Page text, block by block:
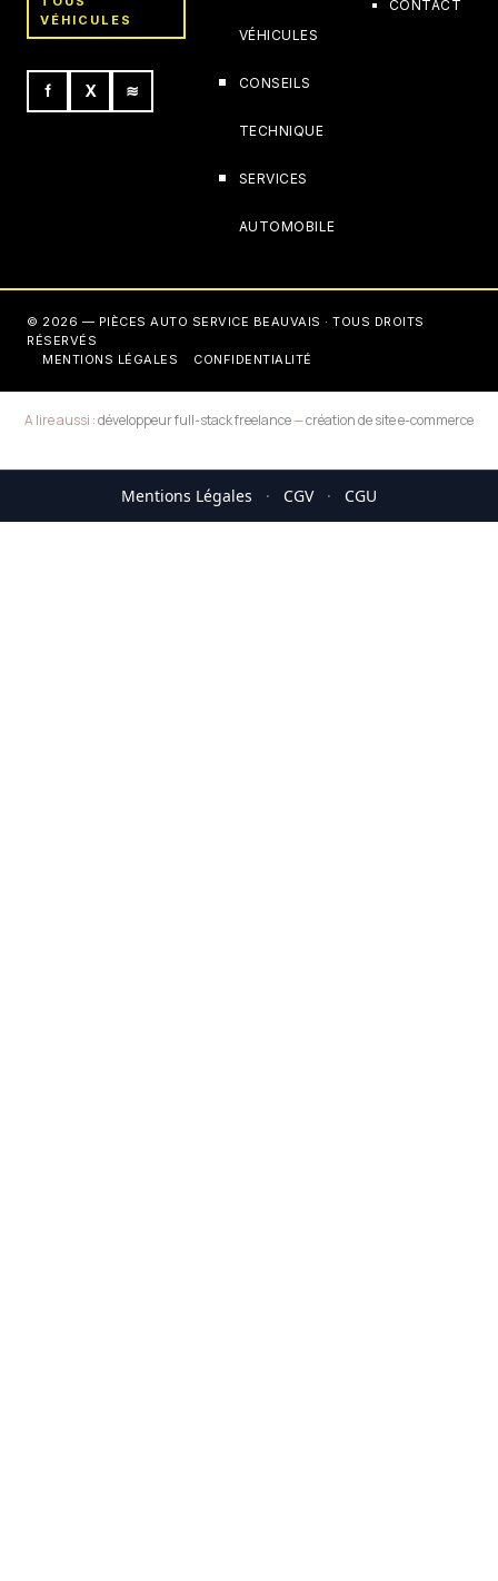
VÉHICULES
f X ≋
VÉHICULES
CONSEILS
TECHNIQUE
SERVICES
AUTOMOBILE
CONTACT
© 2026 — PIÈCES AUTO SERVICE BEAUVAIS · TOUS DROITS
RÉSERVÉS
MENTIONS LÉGALES
CONFIDENTIALITÉ
A lire aussi :développeur full-stack freelance—création de site e-commerce
Mentions Légales · CGV · CGU